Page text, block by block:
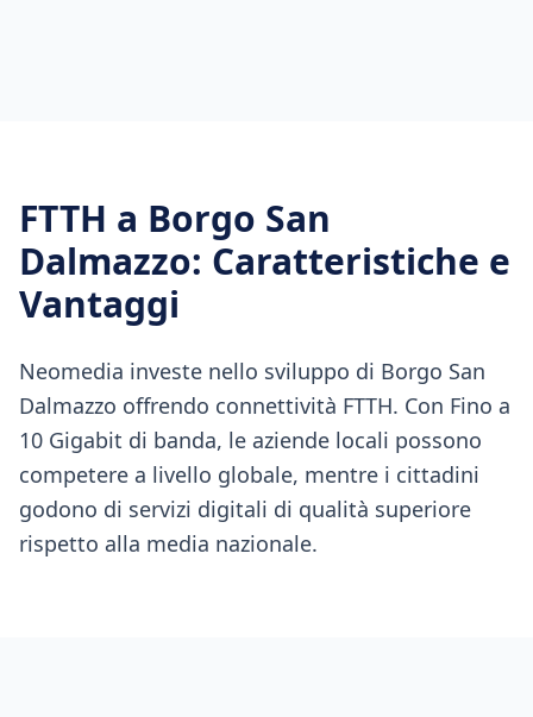
FTTH a Borgo San
Dalmazzo: Caratteristiche e
Vantaggi
Neomedia investe nello sviluppo di Borgo San
Dalmazzo offrendo connettività FTTH. Con Fino a
10 Gigabit di banda, le aziende locali possono
competere a livello globale, mentre i cittadini
godono di servizi digitali di qualità superiore
rispetto alla media nazionale.